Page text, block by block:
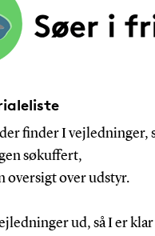
finder I vejledninger,
søkuffert,
oversigt over udstyr.
ud, så I er